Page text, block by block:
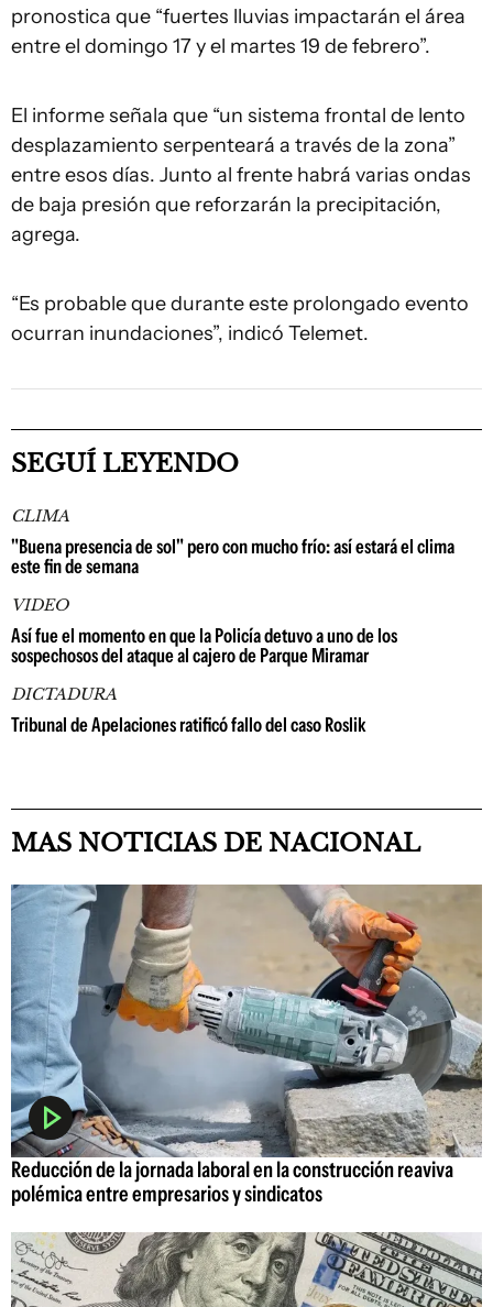
pronostica que “fuertes lluvias impactarán el área
entre el domingo 17 y el martes 19 de febrero”.
El informe señala que “un sistema frontal de lento
desplazamiento serpenteará a través de la zona”
entre esos días. Junto al frente habrá varias ondas
de baja presión que reforzarán la precipitación,
agrega.
“Es probable que durante este prolongado evento
ocurran inundaciones”, indicó Telemet.
SEGUÍ LEYENDO
CLIMA
"Buena presencia de sol" pero con mucho frío: así estará el clima
este fin de semana
VIDEO
Así fue el momento en que la Policía detuvo a uno de los
sospechosos del ataque al cajero de Parque Miramar
DICTADURA
Tribunal de Apelaciones ratificó fallo del caso Roslik
MAS NOTICIAS DE NACIONAL
Reducción de la jornada laboral en la construcción reaviva
polémica entre empresarios y sindicatos